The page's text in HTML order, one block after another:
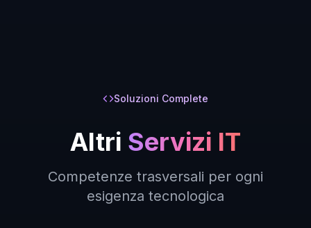
Soluzioni Complete
Altri Servizi IT
Competenze trasversali per ogni
esigenza tecnologica